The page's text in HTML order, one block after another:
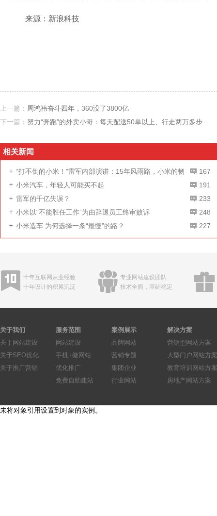
来源：新浪科技
上一篇： 周鸿祎奋斗四年，360没了3800亿
下一篇： 努力“奔跑”的外卖小哥：每天配送50单以上、行走两万多步
相关新闻
“打不倒的小米！”雷军内部演讲：15年风雨路，小米的韧
性已被证明
167
小米汽车，年轻人可能买不起
191
雷军的千亿失误？
233
小米以“不能胜任工作”为由辞退员工终审败诉
248
小米造车 为何选择一条“最慢”的路？
227
十年互联网从业经验
十年设计的积累沉淀
专业网站建设团队
技术全面，基础稳定
关于我们
关于网站建设
关于SEO优化
关于推广营销
服务范围
网站建设
手机+微网站
优化推广
免费自助建站
案例展示
品牌网站
营销专题
集团企业
行业网站
解决方案
营销型网站方案
大型门户网站方案
教育培训网站方案
房地产网站方案
未将对象引用设置到对象的实例。